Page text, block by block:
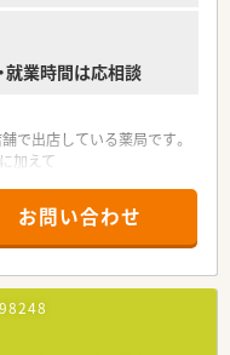
度がしっかりと還元されま
就業時間は応相談
で出店している薬局です。
加えて
お問い合わせ